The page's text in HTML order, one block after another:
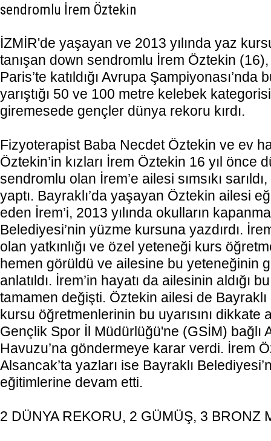
sendromlu İrem Öztekin
İZMİR'de yaşayan ve 2013 yılında yaz
tanışan down sendromlu İrem Öztekin (16),
Paris’te katıldığı Avrupa Şampiyonası’nda
yarıştığı 50 ve 100 metre kelebek
giremesede gençler dünya rekoru kırdı.
Fizyoterapist Baba Necdet Öztekin ve ev
Öztekin’in kızları İrem Öztekin 16 yıl önce
sendromlu olan İrem’e ailesi sımsıkı
yaptı. Bayraklı’da yaşayan Öztekin ailesi
eden İrem’i, 2013 yılında okulların
Belediyesi’nin yüzme kursuna yazdırdı.
olan yatkınlığı ve özel yeteneği kurs
hemen görüldü ve ailesine bu yeteneğinin
anlatıldı. İrem’in hayatı da ailesinin aldığı
tamamen değişti. Öztekin ailesi de
kursu öğretmenlerinin bu uyarısını dikkate
Gençlik Spor İl Müdürlüğü'ne (GSİM) bağlı
Havuzu’na göndermeye karar verdi. İrem
Alsancak’ta yazları ise Bayraklı
eğitimlerine devam etti.
2 DÜNYA REKORU, 2 GÜMÜŞ, 3 BRONZ